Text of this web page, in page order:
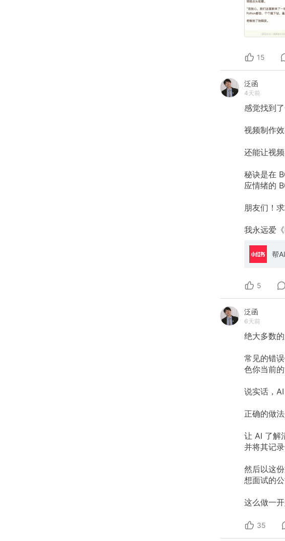
15
泛函
4天前
感觉找到
视频制作
还能让视
​秘诀是在
应情绪的
朋友们！
我永远爱《
帮
5
泛函
6天前
绝大多数
常见的错
色你当前的
说实话，AI
正确的做
让 AI 了解
并将其记
然后以这
想面试的
这么做一
35